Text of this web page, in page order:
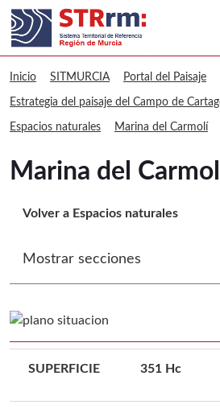
sitmurcia Marina del
Inicio SITMURCIA Portal del Paisaje
Estrategia del paisaje del Campo de
Espacios naturales Marina del Carmolí
Marina del
Volver a Espacios naturales
Mostrar secciones
SUPERFICIE 351 Hc